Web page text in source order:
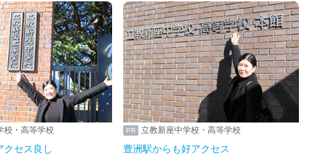
校・高等学校
クセス良し
立教新座中学校・高等学校
豊洲駅からも好アクセス